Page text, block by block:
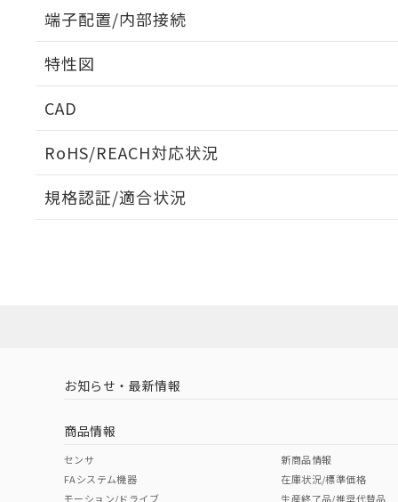
端子配置/内部接続
特性図
CAD
RoHS/REACH対応状況
EU RoHS 注意事項・凡例
中国 RoHS 注意事項・凡例
中国 RoHS表
Pb Hg Cr(VI)
規格認証/適合状況
（イギリス
（ノルウェー
お知らせ・最新情報
商品情報
センサ
FAシステム機器
モーション/ドライブ
新商品情報
在庫状況/標準価格
生産終了品/推奨代替品